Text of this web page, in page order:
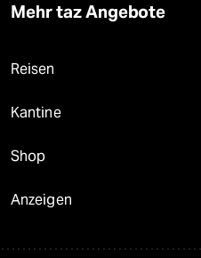
Mehr taz Angebote
Reisen
Kantine
Shop
Anzeigen